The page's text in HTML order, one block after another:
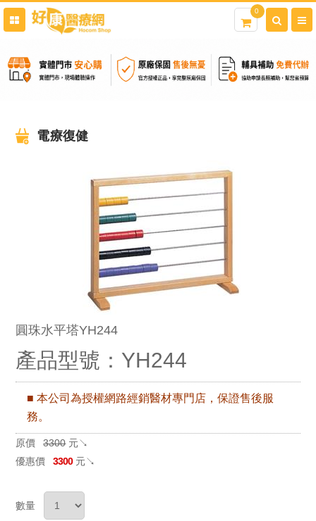
0
電療復健
圓珠水平塔YH244
產品型號：YH244
■ 本公司為授權網路經銷醫材專門店，保證售後服
務。
原價 3300元↘
優惠價
3300元↘
數量